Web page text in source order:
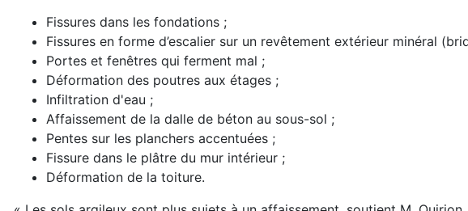
Fissures dans les fondations ;
Fissures en forme d’escalier sur un revêtement extérieur minéral
Portes et fenêtres qui ferment mal ;
Déformation des poutres aux étages ;
Infiltration d'eau ;
Affaissement de la dalle de béton au sous-sol ;
Pentes sur les planchers accentuées ;
Fissure dans le plâtre du mur intérieur ;
Déformation de la toiture.